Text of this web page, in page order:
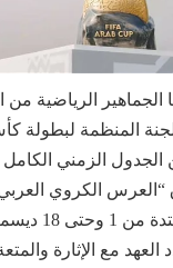
الرياضية من
الجدول الزمني
“العرس الكروي
خلال الفترة
العهد مع الإثارة